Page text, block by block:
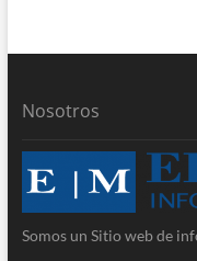
Nosotros
Somos un Sitio web de